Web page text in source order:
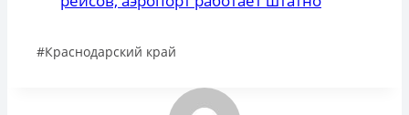
Метки
#Краснодарский край